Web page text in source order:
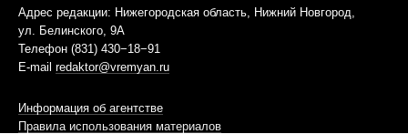
Адрес редакции: Нижегородская область, Нижний Новгород,
ул. Белинского, 9А
Телефон (831) 430−18−91
E-mail redaktor@vremyan.ru
Информация об агентстве
Правила использования материалов